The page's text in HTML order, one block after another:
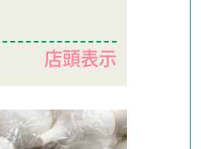
店頭表示